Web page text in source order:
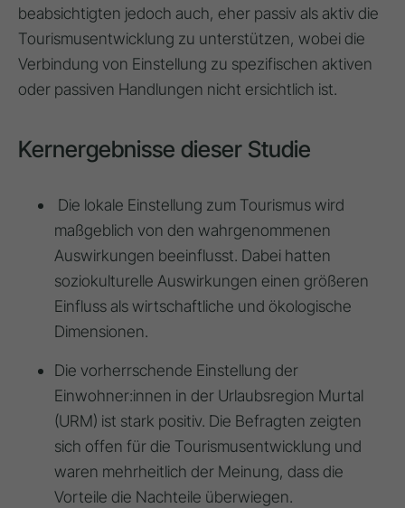
beabsichtigten jedoch auch, eher passiv als aktiv die
Tourismusentwicklung zu unterstützen, wobei die
Verbindung von Einstellung zu spezifischen aktiven
oder passiven Handlungen nicht ersichtlich ist.
Kernergebnisse dieser Studie
Die lokale Einstellung zum Tourismus wird
maßgeblich von den wahrgenommenen
Auswirkungen beeinflusst. Dabei hatten
soziokulturelle Auswirkungen einen größeren
Einfluss als wirtschaftliche und ökologische
Dimensionen.
Die vorherrschende Einstellung der
Einwohner:innen in der Urlaubsregion Murtal
(URM) ist stark positiv. Die Befragten zeigten
sich offen für die Tourismusentwicklung und
waren mehrheitlich der Meinung, dass die
Vorteile die Nachteile überwiegen.